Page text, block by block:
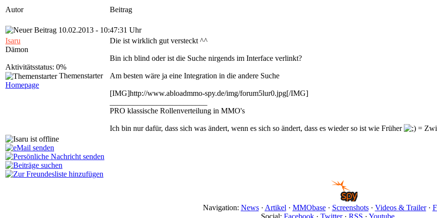
Autor Beitrag
10.02.2013 - 10:47:31 Uhr
Isaru
Dämon
Aktivitätsstatus: 0%
Themenstarter
Homepage
Die ist wirklich gut versteckt ^^
Bin ich blind oder ist die Suche nirgends im Interface verlinkt?
Am besten wäre ja eine Integration in die andere Suche
[IMG]http://www.abloadmmo-spy.de/img/forum5lur0.jpg[/IMG]
PRO klassische Rollenverteilung in MMO's
Ich bin nur dafür, dass sich was ändert, wenn es sich so ändert, dass es wieder so ist wie Früher
Navigation: News· Artikel · MMObase· Screenshots· Videos & Trailer·
Social: Facebook · Twitter· RSS · Youtube